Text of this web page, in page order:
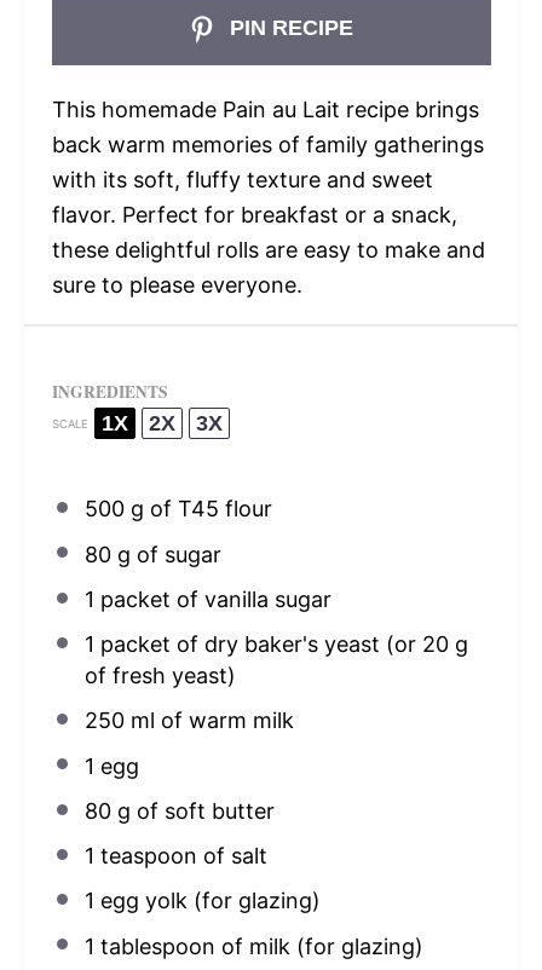
PIN RECIPE
This homemade Pain au Lait recipe brings
back warm memories of family gatherings
with its soft, fluffy texture and sweet
flavor. Perfect for breakfast or a snack,
these delightful rolls are easy to make and
sure to please everyone.
INGREDIENTS
SCALE 1X 2X 3X
500 g of T45 flour
80 g of sugar
1 packet of vanilla sugar
1 packet of dry baker's yeast (or 20 g
of fresh yeast)
250ml of warm milk
1 egg
80 g of soft butter
1 teaspoon of salt
1 egg yolk (for glazing)
1 tablespoon of milk (for glazing)